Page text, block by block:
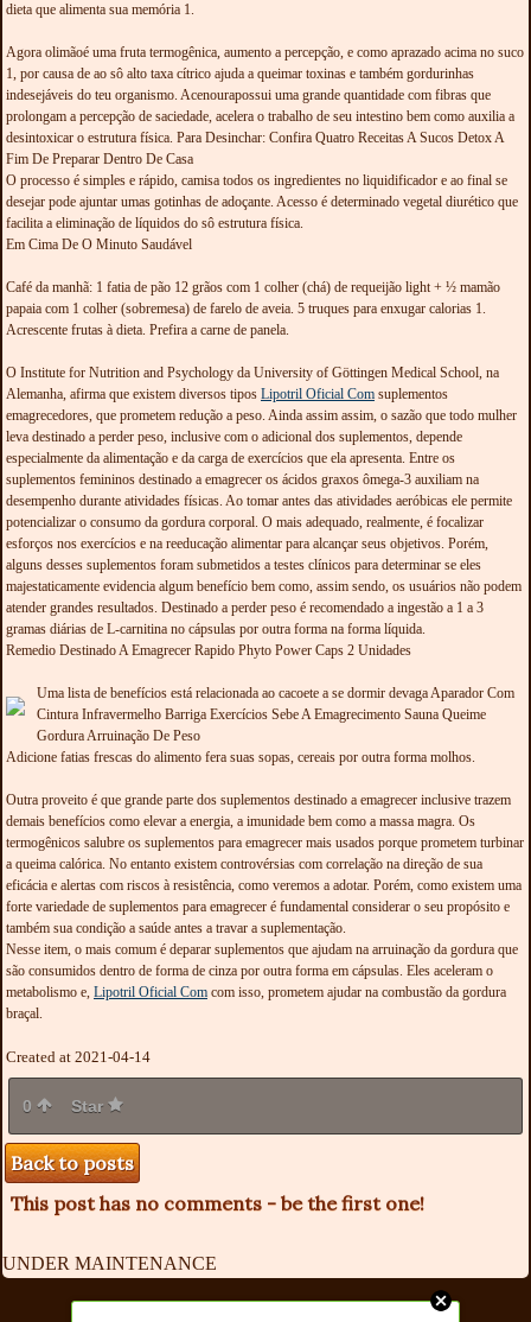
dieta que alimenta sua memória 1.
Agora olimãoé uma fruta termogênica, aumento a percepção, e como aprazado acima no suco
1, por causa de ao sô alto taxa cítrico ajuda a queimar toxinas e também gordurinhas
indesejáveis do teu organismo. Acenourapossui uma grande quantidade com fibras que
prolongam a percepção de saciedade, acelera o trabalho de seu intestino bem como auxilia a
desintoxicar o estrutura física. Para Desinchar: Confira Quatro Receitas A Sucos Detox A
Fim De Preparar Dentro De Casa
O processo é simples e rápido, camisa todos os ingredientes no liquidificador e ao final se
desejar pode ajuntar umas gotinhas de adoçante. Acesso é determinado vegetal diurético que
facilita a eliminação de líquidos do sô estrutura física.
Em Cima De O Minuto Saudável
Café da manhã: 1 fatia de pão 12 grãos com 1 colher (chá) de requeijão light + ½ mamão
papaia com 1 colher (sobremesa) de farelo de aveia. 5 truques para enxugar calorias 1.
Acrescente frutas à dieta. Prefira a carne de panela.
O Institute for Nutrition and Psychology da University of Göttingen Medical School, na
Alemanha, afirma que existem diversos tipos Lipotril Oficial Com suplementos
emagrecedores, que prometem redução a peso. Ainda assim assim, o sazão que todo mulher
leva destinado a perder peso, inclusive com o adicional dos suplementos, depende
especialmente da alimentação e da carga de exercícios que ela apresenta. Entre os
suplementos femininos destinado a emagrecer os ácidos graxos ômega-3 auxiliam na
desempenho durante atividades físicas. Ao tomar antes das atividades aeróbicas ele permite
potencializar o consumo da gordura corporal. O mais adequado, realmente, é focalizar
esforços nos exercícios e na reeducação alimentar para alcançar seus objetivos. Porém,
alguns desses suplementos foram submetidos a testes clínicos para determinar se eles
majestaticamente evidencia algum benefício bem como, assim sendo, os usuários não podem
atender grandes resultados. Destinado a perder peso é recomendado a ingestão a 1 a 3
gramas diárias de L-carnitina no cápsulas por outra forma na forma líquida.
Remedio Destinado A Emagrecer Rapido Phyto Power Caps 2 Unidades
Uma lista de benefícios está relacionada ao cacoete a se dormir devaga Aparador Com
Cintura Infravermelho Barriga Exercícios Sebe A Emagrecimento Sauna Queime
Gordura Arruinação De Peso
Adicione fatias frescas do alimento fera suas sopas, cereais por outra forma molhos.
Outra proveito é que grande parte dos suplementos destinado a emagrecer inclusive trazem
demais benefícios como elevar a energia, a imunidade bem como a massa magra. Os
termogênicos salubre os suplementos para emagrecer mais usados porque prometem turbinar
a queima calórica. No entanto existem controvérsias com correlação na direção de sua
eficácia e alertas com riscos à resistência, como veremos a adotar. Porém, como existem uma
forte variedade de suplementos para emagrecer é fundamental considerar o seu propósito e
também sua condição a saúde antes a travar a suplementação.
Nesse item, o mais comum é deparar suplementos que ajudam na arruinação da gordura que
são consumidos dentro de forma de cinza por outra forma em cápsulas. Eles aceleram o
metabolismo e, Lipotril Oficial Com com isso, prometem ajudar na combustão da gordura
braçal.
Created at 2021-04-14
0 Star
Back to posts
This post has no comments - be the first one!
UNDER MAINTENANCE